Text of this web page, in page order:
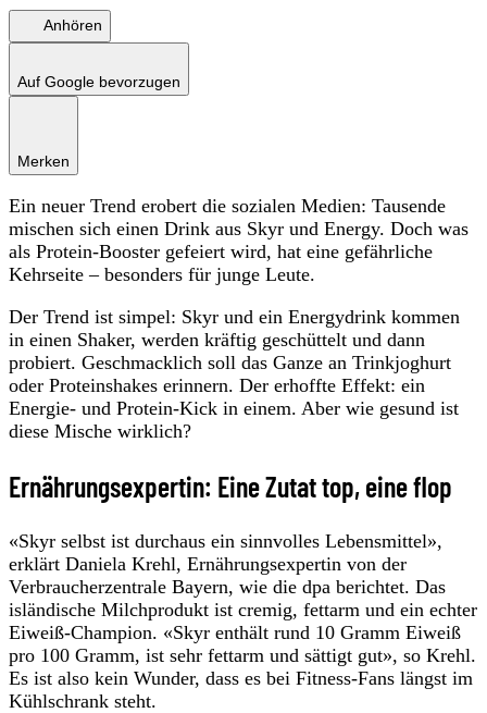
Anhören
Auf Google bevorzugen
Merken
Ein neuer Trend erobert die sozialen Medien: Tausende
mischen sich einen Drink aus Skyr und Energy. Doch was
als Protein-Booster gefeiert wird, hat eine gefährliche
Kehrseite – besonders für junge Leute.
Der Trend ist simpel: Skyr und ein Energydrink kommen
in einen Shaker, werden kräftig geschüttelt und dann
probiert. Geschmacklich soll das Ganze an Trinkjoghurt
oder Proteinshakes erinnern. Der erhoffte Effekt: ein
Energie- und Protein-Kick in einem. Aber wie gesund ist
diese Mische wirklich?
Ernährungsexpertin: Eine Zutat top, eine flop
«Skyr selbst ist durchaus ein sinnvolles Lebensmittel»,
erklärt Daniela Krehl, Ernährungsexpertin von der
Verbraucherzentrale Bayern, wie die dpa berichtet. Das
isländische Milchprodukt ist cremig, fettarm und ein echter
Eiweiß-Champion. «Skyr enthält rund 10 Gramm Eiweiß
pro 100 Gramm, ist sehr fettarm und sättigt gut», so Krehl.
Es ist also kein Wunder, dass es bei Fitness-Fans längst im
Kühlschrank steht.